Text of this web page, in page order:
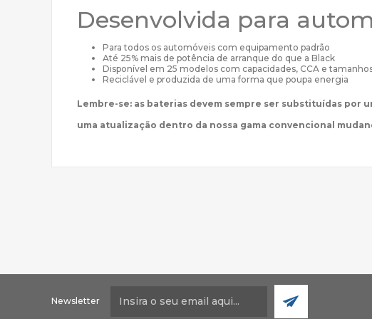
Desenvolvida para
Para todos os automóveis com equipamento padrão
Até 25% mais de potência de arranque do que a Black
Disponível em 25 modelos com capacidades, CCA e
Reciclável e produzida de uma forma que poupa energia
Lembre-se: as baterias devem sempre ser substituídas por
uma atualização dentro da nossa gama convencional
Newsletter